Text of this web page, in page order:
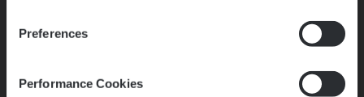
Preferences
Performance Cookies